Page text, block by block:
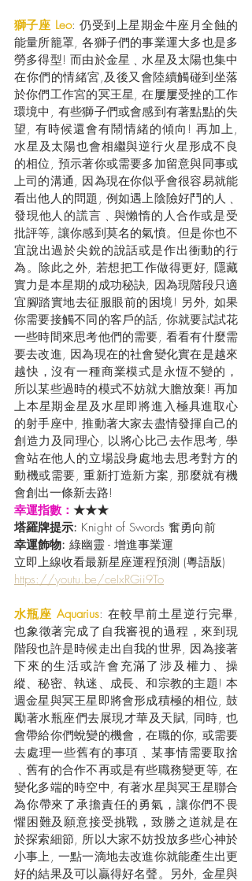
獅子座 Leo: 仍受到上星期金牛座月全蝕的
能量所籠罩, 各獅子們的事業運大多也是多
勞多得型! 而由於金星﹑水星及太陽也集中
在你們的情緒宮,及後又會陸續觸碰到坐落
於你們工作宮的冥王星, 在屢屢受挫的工作
環境中, 有些獅子們或會感到有著點點的失
望, 有時候還會有鬧情緒的傾向! 再加上,
水星及太陽也會相繼與逆行火星形成不良
的相位, 預示著你或需要多加留意與同事或
上司的溝通, 因為現在你似乎會很容易就能
看出他人的問題, 例如遇上陰險好鬥的人﹑
發現他人的謊言﹑與懶惰的人合作或是受
批評等, 讓你感到莫名的氣憤。但是你也不
宜說出過於尖銳的說話或是作出衝動的行
為。除此之外, 若想把工作做得更好, 隱藏
實力是本星期的成功秘訣, 因為現階段只適
宜腳踏實地去征服眼前的困境! 另外, 如果
你需要接觸不同的客戶的話, 你就要試試花
一些時間來思考他們的需要, 看看有什麼需
要去改進, 因為現在的社會變化實在是越來
越快，沒有一種商業模式是永恆不變的，
所以某些過時的模式不妨就大膽放棄! 再加
上本星期金星及水星即將進入極具進取心
的射手座中, 推動著大家去盡情發揮自己的
創造力及同理心, 以將心比己去作思考, 學
會站在他人的立場設身處地去思考對方的
動機或需要, 重新打造新方案, 那麼就有機
會創出一條新去路!
幸運指數： ★★★
塔羅牌提示: Knight of Swords 奮勇向前
幸運飾物: 綠幽靈 - 增進事業運
立即上線收看最新星座運程預測 (粵語版)
https://youtu.be/ceIxRGii9To
水瓶座 Aquarius: 在較早前土星逆行完畢,
也象徵著完成了自我審視的過程，來到現
階段也許是時候走出自我的世界, 因為接著
下來的生活或許會充滿了涉及權力、操
縱、秘密、執迷、成長、和宗教的主題! 本
週金星與冥王星即將會形成積極的相位, 鼓
勵著水瓶座們去展現才華及天賦, 同時, 也
會帶給你們蛻變的機會，在職的你, 或需要
去處理一些舊有的事項﹑某事情需要取捨
﹑舊有的合作不再或是有些職務變更等, 在
變化多端的時空中, 有著水星與冥王星聯合
為你帶來了承擔責任的勇氣，讓你們不畏
懼困難及願意接受挑戰，致勝之道就是在
於探索細節, 所以大家不妨投放多些心神於
小事上, 一點一滴地去改進你就能產生出更
好的結果及可以贏得好名聲。另外, 金星與